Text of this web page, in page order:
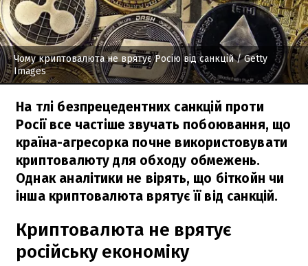
Чому криптовалюта не врятує Росію від санкцій/ Getty
Images
На тлі безпрецедентних санкцій проти
Росії все частіше звучать побоювання, що
країна-агресорка почне використовувати
криптовалюту для обходу обмежень.
Однак аналітики не вірять, що біткойн чи
інша криптовалюта врятує її від санкцій.
Криптовалюта не врятує
російську економіку